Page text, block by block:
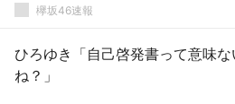
欅坂46速報
ひろゆき「自己啓発書って意味な
ね？」